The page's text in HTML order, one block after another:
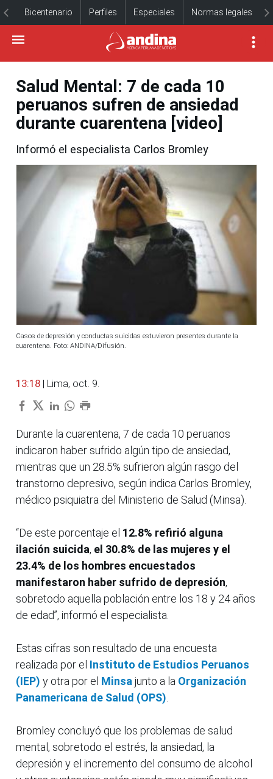
Bicentenario Perfiles Especiales Normas legales
Salud Mental: 7 de cada 10
peruanos sufren de ansiedad
durante cuarentena [video]
Informó el especialista Carlos Bromley
Casos de depresión y conductas suicidas estuvieron presentes durante la
cuarentena. Foto: ANDINA/Difusión.
13:18 | Lima, oct. 9.
Durante la cuarentena, 7 de cada 10 peruanos
indicaron haber sufrido algún tipo de ansiedad,
mientras que un 28.5% sufrieron algún rasgo del
transtorno depresivo, según indica Carlos Bromley,
médico psiquiatra del Ministerio de Salud (Minsa).
“De este porcentaje el 12.8% refirió alguna
ilación suicida, el 30.8% de las mujeres y el
23.4% de los hombres encuestados
manifestaron haber sufrido de depresión,
sobretodo aquella población entre los 18 y 24 años
de edad”, informó el especialista.
Estas cifras son resultado de una encuesta
realizada por el Instituto de Estudios Peruanos
(IEP) y otra por el Minsa junto a la Organización
Panamericana de Salud (OPS)
Bromley concluyó que los problemas de salud
mental, sobretodo el estrés, la ansiedad, la
depresión y el incremento del consumo de alcohol